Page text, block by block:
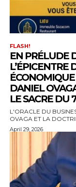
FLASH!
EN PRÉLUDE
L’ÉPICENTRE
DANIEL
LE SACRE DU
L'ORACLE DU
OVAGA ET LA
April 29, 2026